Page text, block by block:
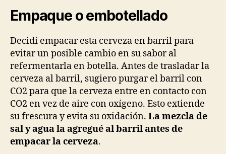
Empaque o embotellado
Decidí empacar esta cerveza en barril para
evitar un posible cambio en su sabor al
refermentarla en botella. Antes de trasladar la
cerveza al barril, sugiero purgar el barril con
CO2 para que la cerveza entre en contacto con
CO2 en vez de aire con oxígeno. Esto extiende
su frescura y evita su oxidación. La mezcla de
sal y agua la agregué al barril antes de
empacar la cerveza.